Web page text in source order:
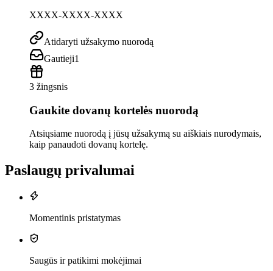
XXXX-XXXX-XXXX
Atidaryti užsakymo nuorodą
Gautieji1
3 žingsnis
Gaukite dovanų kortelės nuorodą
Atsiųsiame nuorodą į jūsų užsakymą su aiškiais nurodymais,
kaip panaudoti dovanų kortelę.
Paslaugų privalumai
Momentinis pristatymas
Saugūs ir patikimi mokėjimai